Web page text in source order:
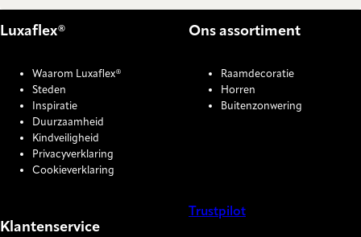
Luxaflex®
Waarom Luxaflex®
Steden
Inspiratie
Duurzaamheid
Kindveiligheid
Privacyverklaring
Cookieverklaring
Ons assortiment
Raamdecoratie
Horren
Buitenzonwering
Klantenservice
Trustpilot